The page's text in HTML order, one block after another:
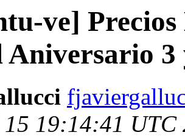
ve]
Aniversario 3
19:14:41 UTC